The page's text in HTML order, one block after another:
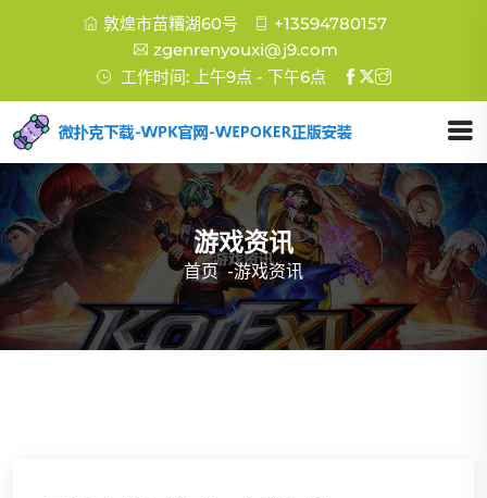
敦煌市苗糟湖60号
+13594780157
zgenrenyouxi@j9.com
工作时间: 上午9点 - 下午6点
游戏资讯
首页 -游戏资讯